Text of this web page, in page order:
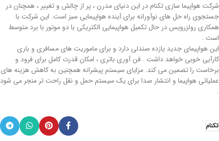
شرکت هواپیما سازی تکنام در این دنیای مدرن ، پر از چالش و تغییر ، همچنان در
جستجوی راه حل های نوآورانه برای آینده هواپیمایی سبز است. این شرکت با
همکاری رولزرویس در حال تکمیل هواپیمایی الکتریکی با دو موتور با برد متوسط
است .
این هواپیمای جدید یازده صندلی دارد و برای ماموریت های مسافری و باری
کارآیی خوبی خواهد داشت . فن آوری باتری ، امکان قدرت کامل برای فرود و
برخاست را تضمین می کند. مزایای سیستم پیشرانه همچنین به کاهش هزینه های
عملیاتی هواپیما و انتشار صدا برای یک سیستم حمل و نقل راحت تر منجر می شود
.
تکنام